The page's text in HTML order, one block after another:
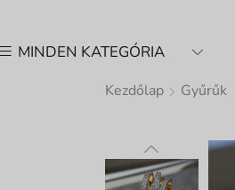
MINDEN KATEGÓRIA
Kezdőlap Gyűrűk